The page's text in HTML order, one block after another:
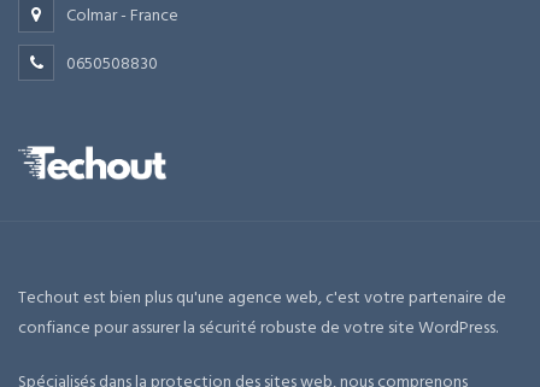
Colmar - France
0650508830
Techout est bien plus qu'une agence web, c'est votre partenaire de
confiance pour assurer la sécurité robuste de votre site WordPress.